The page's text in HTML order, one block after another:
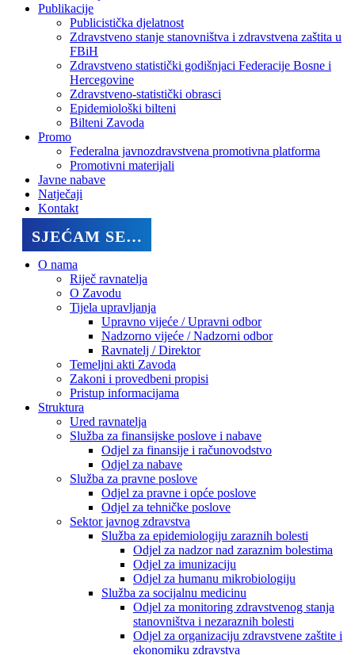
Publikacije
Publicistička djelatnost
Zdravstveno stanje stanovništva i zdravstvena zaštita u
FBiH
Zdravstveno statistički godišnjaci Federacije Bosne i
Hercegovine
Zdravstveno-statistički obrasci
Epidemiološki bilteni
Bilteni Zavoda
Promo
Federalna javnozdravstvena promotivna platforma
Promotivni materijali
Javne nabave
Natječaji
Kontakt
SJEĆAM SE…
O nama
Riječ ravnatelja
O Zavodu
Tijela upravljanja
Upravno vijeće / Upravni odbor
Nadzorno vijeće / Nadzorni odbor
Ravnatelj / Direktor
Temeljni akti Zavoda
Zakoni i provedbeni propisi
Pristup informacijama
Struktura
Ured ravnatelja
Služba za finansijske poslove i nabave
Odjel za finansije i računovodstvo
Odjel za nabave
Služba za pravne poslove
Odjel za pravne i opće poslove
Odjel za tehničke poslove
Sektor javnog zdravstva
Služba za epidemiologiju zaraznih bolesti
Odjel za nadzor nad zaraznim bolestima
Odjel za imunizaciju
Odjel za humanu mikrobiologiju
Služba za socijalnu medicinu
Odjel za monitoring zdravstvenog stanja
stanovništva i nezaraznih bolesti
Odjel za organizaciju zdravstvene zaštite i
ekonomiku zdravstva